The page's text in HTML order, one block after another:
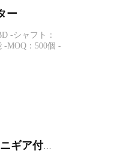
ー
-シャフト：
MOQ：500個 -
GA12-N20-EN、FAGA12-N20-EN、磁気エンコーダー付きミニギア付き N20 DC 電気モーター